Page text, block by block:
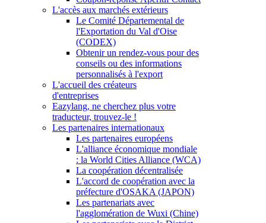
L'accès aux marchés extérieurs
Le Comité Départemental de
l'Exportation du Val d'Oise
(CODEX)
Obtenir un rendez-vous pour des
conseils ou des informations
personnalisés à l'export
L'accueil des créateurs
d'entreprises
Eazylang, ne cherchez plus votre
traducteur, trouvez-le !
Les partenaires internationaux
Les partenaires européens
L'alliance économique mondiale
: la World Cities Alliance (WCA)
La coopération décentralisée
L'accord de coopération avec la
préfecture d'OSAKA (JAPON)
Les partenariats avec
l'agglomération de Wuxi (Chine)